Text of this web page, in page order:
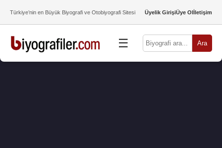
Türkiye’nin en Büyük Biyografi ve Otobiyografi Sitesi Üyelik GirişiÜye Olİletişim
☰ Ara